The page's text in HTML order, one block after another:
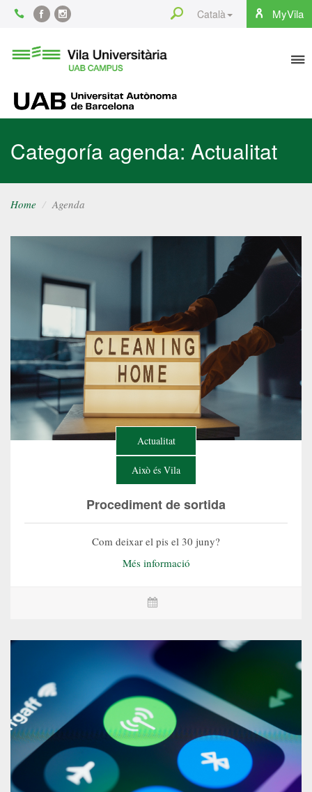
Content FacebookInstagram MyVila
Català
Search
Universitària
UAB
Categoría agenda: Actualitat
Home Agenda
Actualitat
Això és Vila
​Procediment de sortida
Com deixar el pis el 30 juny?
Més informació